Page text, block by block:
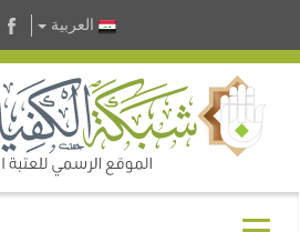
العربية